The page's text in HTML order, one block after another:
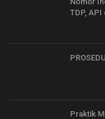
TDP, API
Praktik